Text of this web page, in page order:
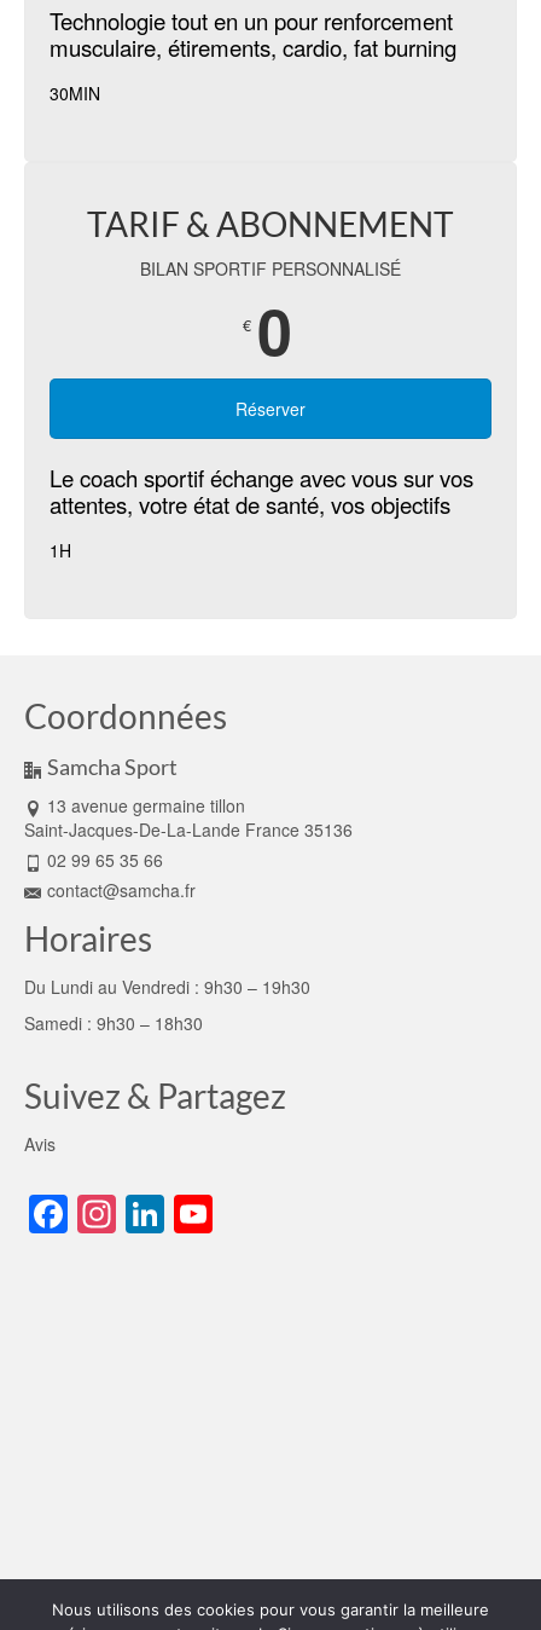
Technologie tout en un pour renforcement
musculaire, étirements, cardio, fat burning
30MIN
TARIF & ABONNEMENT
BILAN SPORTIF PERSONNALISÉ
€ 0
Réserver
Le coach sportif échange avec vous sur vos
attentes, votre état de santé, vos objectifs
1H
Coordonnées
Samcha Sport
13 avenue germaine tillon
Saint-Jacques-De-La-Lande France 35136
02 99 65 35 66
contact@samcha.fr
Horaires
Du Lundi au Vendredi : 9h30 – 19h30
Samedi : 9h30 – 18h30
Suivez & Partagez
Avis
Facebook
Instagram
LinkedIn
Nous utilisons des cookies pour vous garantir la meilleure